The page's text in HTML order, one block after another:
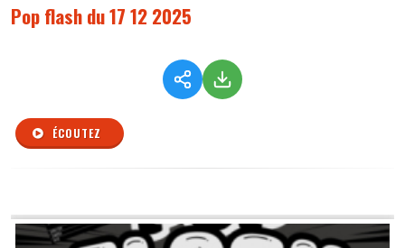
Pop flash du 17 12 2025
ÉCOUTEZ